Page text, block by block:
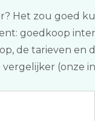
Het zou goed
goedkoop
de tarieven
vergelijker (onze